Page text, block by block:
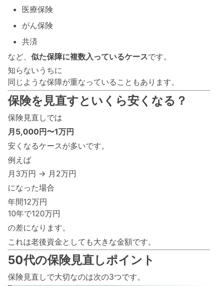
医療保険
がん保険
共済
など、 似た保障に複数入っているケースです。
知らないうちに
同じような保障が重なっていることもあります。
保険を見直すといくら安くなる？
保険見直しでは
月5,000円〜1万円
安くなるケースが多いです。
例えば
月3万円 → 月2万円
になった場合
年間12万円
10年で120万円
の差になります。
これは老後資金としても大きな金額です。
50代の保険見直しポイント
保険見直しで大切なのは次の3つです。